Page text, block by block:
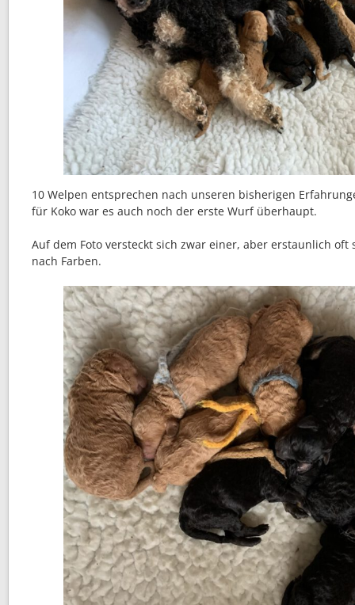
10 Welpen entsprechen nach unseren bisherigen
für Koko war es auch noch der erste Wurf überhaupt.
Auf dem Foto versteckt sich zwar einer, aber erstaunlich
nach Farben.